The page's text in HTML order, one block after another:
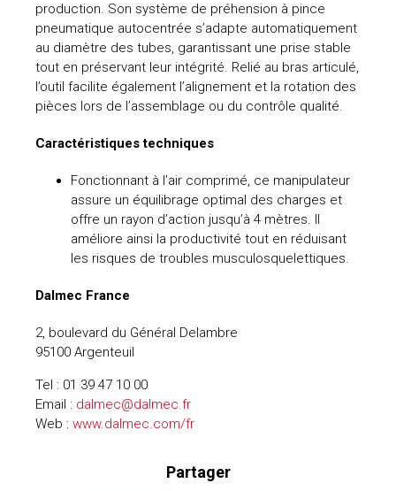
production. Son système de préhension à pince
pneumatique autocentrée s’adapte automatiquement
au diamètre des tubes, garantissant une prise stable
tout en préservant leur intégrité. Relié au bras articulé,
l’outil facilite également l’alignement et la rotation des
pièces lors de l’assemblage ou du contrôle qualité.
Caractéristiques techniques
Fonctionnant à l’air comprimé, ce manipulateur
assure un équilibrage optimal des charges et
offre un rayon d’action jusqu’à 4 mètres. Il
améliore ainsi la productivité tout en réduisant
les risques de troubles musculosquelettiques.
Dalmec France
2, boulevard du Général Delambre
95100 Argenteuil
Tel : 01 39 47 10 00
Email : dalmec@dalmec.fr
Web : www.dalmec.com/fr
Partager